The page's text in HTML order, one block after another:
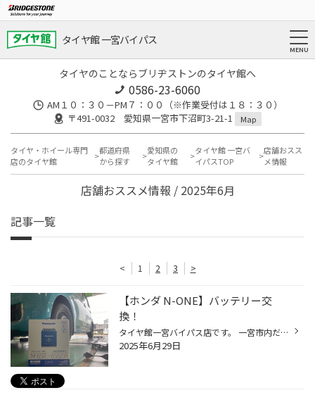
タイヤ館 一宮バイパス
タイヤのことならブリヂストンのタイヤ館へ
0586-23-6060
AM１０：３０－PM７：００（※作業受付は１８：３０）
〒491-0032 愛知県一宮市下沼町3-21-1
Map
タイヤ・ホイール専門
店のタイヤ館
都道府県
から探す
愛知県の
タイヤ館
タイヤ館 一宮バ
イパスTOP
店舗おスス
メ情報
店舗おススメ情報 / 2025年6月
記事一覧
< 1 2 3 >
【ホンダ N-ONE】バッテリー交
換！
タイヤ館一宮バイパス店です。 一宮市内だけでなく 江南市・北名古屋市・岩倉市・羽島市などからもご来店頂きまして ありがとうございます！ 【タイヤ館一宮アクセスMAP】↓ 店舗情報 タイヤ館アプリダウンロードでお得にタイヤGET 詳しくはこちら 先月から、バッテリーのお問い合わせを多く頂いてお...
2025年6月29日